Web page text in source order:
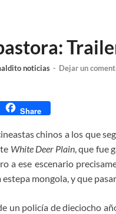
noticias - Dejar un
Share
chinos a los que
White Deer Plain, que fue
a ese escenario
mongola, y que
un policía de dieciocho